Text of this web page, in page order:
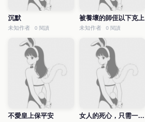
沉默
未知作者 0 閱讀
被養壞的師侄以下克上
未知作者 0 閱讀
不愛皇上保平安 女人的死心，只需一句話。